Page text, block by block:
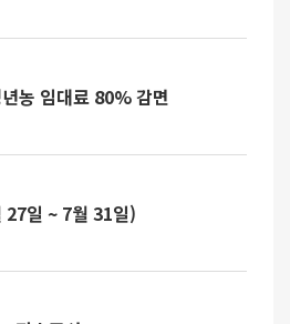
농 임대료 80% 감면
27일 ~ 7월 31일)